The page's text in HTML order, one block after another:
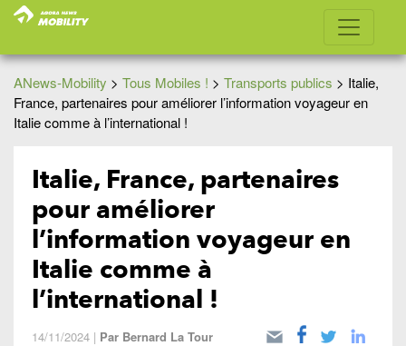
ANews-Mobility > Tous Mobiles ! > Transports publics > Italie,
France, partenaires pour améliorer l’information voyageur en
Italie comme à l’international !
Italie, France, partenaires
pour améliorer
l’information voyageur en
Italie comme à
l’international !
14/11/2024 | Par Bernard La Tour